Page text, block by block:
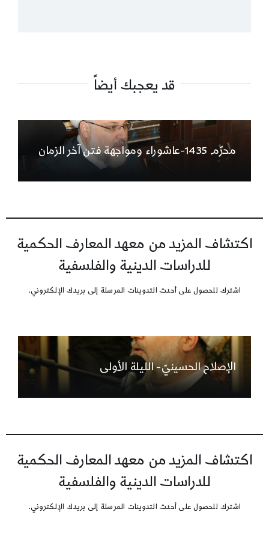
قد يعجبك أيضاً
محرّم 1435-عاشوراء ومواجهة فتن آخر الزمان
اكتشاف المزيد من معهد المعارف الحكمية
للدراسات الدينية والفلسفية
اشترك للحصول على أحدث التدوينات المرسلة إلى بريدك الإلكتروني.
الإصلاح الحسينيّ- الليلة الأولى
اكتشاف المزيد من معهد المعارف الحكمية
للدراسات الدينية والفلسفية
اشترك للحصول على أحدث التدوينات المرسلة إلى بريدك الإلكتروني.